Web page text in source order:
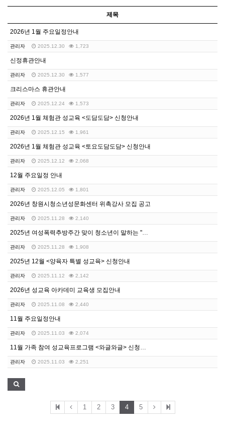
제목
2026년 1월 주요일정안내
관리자 2025.12.30 1,723
신정휴관안내
관리자 2025.12.30 1,577
크리스마스 휴관안내
관리자 2025.12.24 1,573
2026년 1월 체험관 성교육 <도담도담> 신청안내
관리자 2025.12.15 1,961
2026년 1월 체험관 성교육 <토요도담도담> 신청안내
관리자 2025.12.12 2,068
12월 주요일정 안내
관리자 2025.12.05 1,801
2026년 창원시청소년성문화센터 위촉강사 모집 공고
관리자 2025.11.28 2,140
2025년 여성폭력추방주간 맞이 청소년이 말하는 "디지…
관리자 2025.11.28 1,908
2025년 12월 <양육자 특별 성교육> 신청안내
관리자 2025.11.12 2,142
2026년 성교육 아카데미 교육생 모집안내
관리자 2025.11.08 2,440
11월 주요일정안내
관리자 2025.11.03 2,074
11월 가족 참여 성교육프로그램 <와글와글> 신청안내
관리자 2025.11.03 2,251
1 2 3 4 5